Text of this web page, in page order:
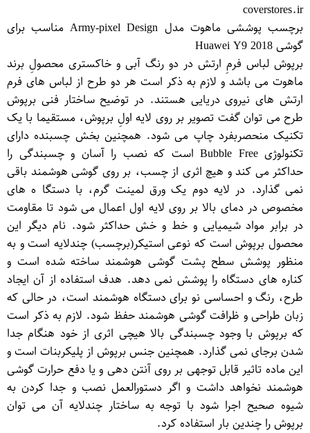
coverstores.ir
برچسب پوششی ماهوت مدل Army-pixel Design مناسب برای
گوشی Huawei Y9 2018
برپوش لباس فرمِ ارتش در دو رنگ آبی و خاکستری محصولِ برند
ماهوت می باشد و لازم به ذکر است هر دو طرح از لباس های فرم
ارتش های نیروی دریایی هستند. در توضیح ساختار فنی برپوش
طرح می توان گفت تصویر بر روی لایه اولِ برپوش، مستقیما با یک
تکنیک منحصربفرد چاپ می شود. همچنین بخش چسبنده دارای
تکنولوژی Bubble Free است که نصب را آسان و چسبندگی را
حداکثر می کند و هیچ اثری از چسب، بر روی گوشی هوشمند باقی
نمی گذارد. در لایه دوم یک ورق لمینت گرم، با دستگا ه های
مخصوص در دمای بالا بر روی لایه اول اعمال می شود تا مقاومت
در برابر مواد شیمیایی و خط و خش حداکثر شود. نام دیگر این
محصول برپوش است که نوعی استیكر(برچسب) چندلایه است و به
منظور پوشش سطح پشت گوشی هوشمند ساخته شده است و
كناره های دستگاه را پوشش نمی دهد. هدف استفاده از آن ایجاد
طرح، رنگ و احساسی نو برای دستگاه هوشمند است، در حالی كه
زبان طراحی و ظرافت گوشی هوشمند حفظ شود. لازم به ذکر است
که برپوش با وجود چسبندگی بالا هیچی اثری از خود هنگام جدا
شدن برجای نمی گذارد. همچنین جنس برپوش از پلیكربنات است و
این ماده تاثیر قابل توجهی بر روی آنتن دهی و یا دفع حرارت گوشی
هوشمند نخواهد داشت و اگر دستورالعمل نصب و جدا كردن به
شیوه صحیح اجرا شود با توجه به ساختار چندلایه آن می توان
برپوش را چندین بار استفاده كرد.